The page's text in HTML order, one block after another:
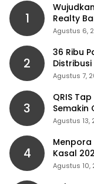
1
Realty
Agustus 6,
2
36 Ribu
Distribusi
Agustus 7,
3
QRIS
Semakin
NFC
Agustus 13,
4
Menpora
Kasal
Agustus 10,